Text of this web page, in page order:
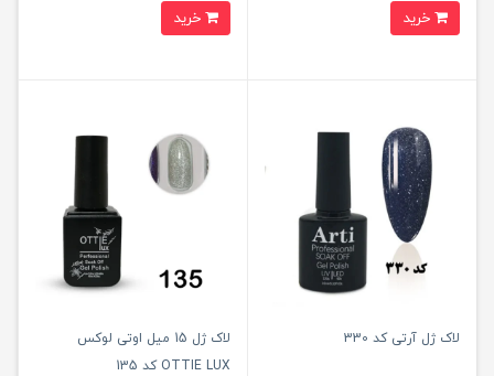
لاک ژل آرتی کد 330
لاک ژل 15 میل اوتی لوکس
OTTIE LUX کد 135